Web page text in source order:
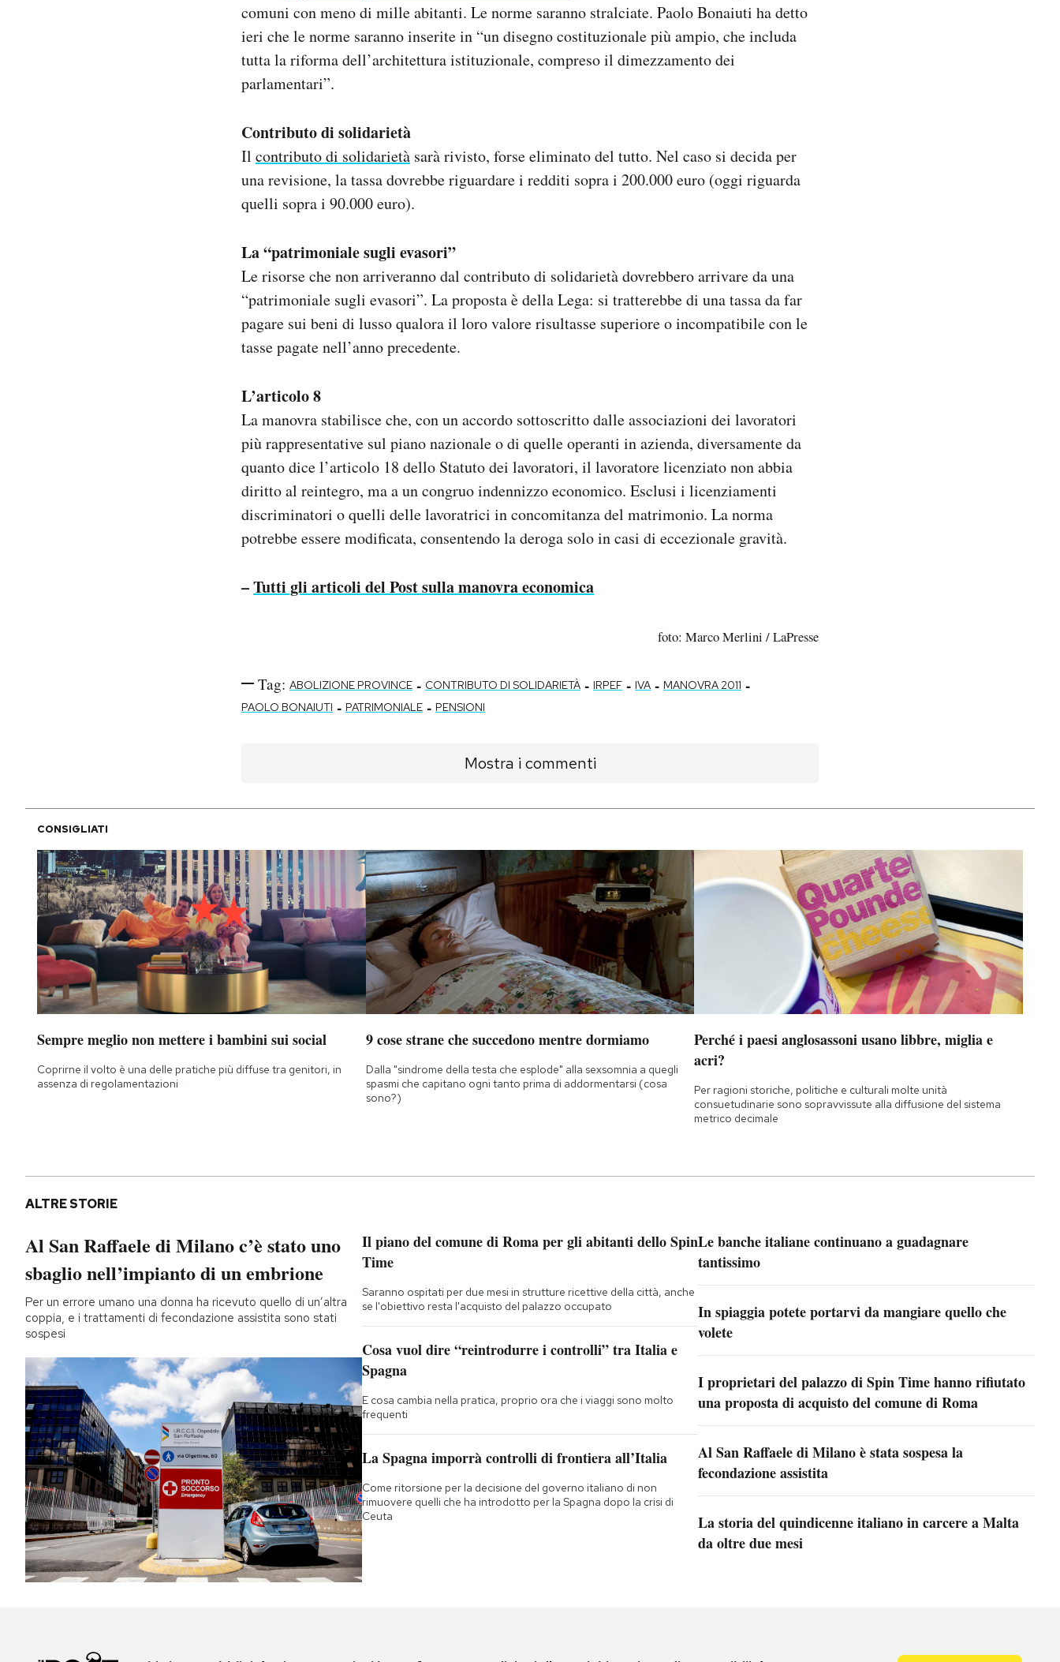
comuni con meno di mille abitanti. Le norme saranno stralciate. Paolo Bonaiuti ha detto
ieri che le norme saranno inserite in “un disegno costituzionale più ampio, che includa
tutta la riforma dell’architettura istituzionale, compreso il dimezzamento dei
parlamentari”.
Contributo di solidarietà
Il contributo di solidarietà sarà rivisto, forse eliminato del tutto. Nel caso si decida per
una revisione, la tassa dovrebbe riguardare i redditi sopra i 200.000 euro (oggi riguarda
quelli sopra i 90.000 euro).
La “patrimoniale sugli evasori”
Le risorse che non arriveranno dal contributo di solidarietà dovrebbero arrivare da una
“patrimoniale sugli evasori”. La proposta è della Lega: si tratterebbe di una tassa da far
pagare sui beni di lusso qualora il loro valore risultasse superiore o incompatibile con le
tasse pagate nell’anno precedente.
L’articolo 8
La manovra stabilisce che, con un accordo sottoscritto dalle associazioni dei lavoratori
più rappresentative sul piano nazionale o di quelle operanti in azienda, diversamente da
quanto dice l’articolo 18 dello Statuto dei lavoratori, il lavoratore licenziato non abbia
diritto al reintegro, ma a un congruo indennizzo economico. Esclusi i licenziamenti
discriminatori o quelli delle lavoratrici in concomitanza del matrimonio. La norma
potrebbe essere modificata, consentendo la deroga solo in casi di eccezionale gravità.
–Tutti gli articoli del Post sulla manovra economica
foto: Marco Merlini / LaPresse
Tag: ABOLIZIONE PROVINCE - CONTRIBUTO DI SOLIDARIETÀ - IRPEF - IVA - MANOVRA 2011 -
PAOLO BONAIUTI - PATRIMONIALE - PENSIONI
Mostra i commenti
CONSIGLIATI
Sempre meglio non mettere i bambini sui social
Coprirne il volto è una delle pratiche più diffuse tra genitori, in
assenza di regolamentazioni
9 cose strane che succedono mentre dormiamo
Dalla "sindrome della testa che esplode" alla sexsomnia a quegli
spasmi che capitano ogni tanto prima di addormentarsi (cosa
sono?)
Perché i paesi anglosassoni usano libbre, miglia e
acri?
Per ragioni storiche, politiche e culturali molte unità
consuetudinarie sono sopravvissute alla diffusione del sistema
metrico decimale
ALTRE STORIE
Al San Raffaele di Milano c’è stato uno
sbaglio nell’impianto di un embrione
Per un errore umano una donna ha ricevuto quello di un’altra
coppia, e i trattamenti di fecondazione assistita sono stati
sospesi
Il piano del comune di Roma per gli abitanti dello Spin
Time
Saranno ospitati per due mesi in strutture ricettive della città, anche
se l'obiettivo resta l'acquisto del palazzo occupato
Cosa vuol dire “reintrodurre i controlli” tra Italia e
Spagna
E cosa cambia nella pratica, proprio ora che i viaggi sono molto
frequenti
La Spagna imporrà controlli di frontiera all’Italia
Come ritorsione per la decisione del governo italiano di non
rimuovere quelli che ha introdotto per la Spagna dopo la crisi di
Ceuta
Le banche italiane continuano a guadagnare
tantissimo
In spiaggia potete portarvi da mangiare quello che
volete
I proprietari del palazzo di Spin Time hanno rifiutato
una proposta di acquisto del comune di Roma
Al San Raffaele di Milano è stata sospesa la
fecondazione assistita
La storia del quindicenne italiano in carcere a Malta
da oltre due mesi